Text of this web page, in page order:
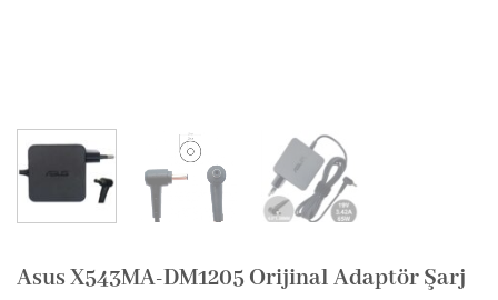
Asus X543MA-DM1205 Orijinal Adaptör Şarj